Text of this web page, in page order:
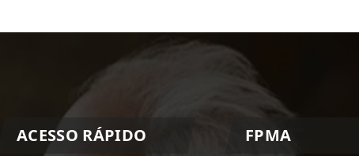
ACESSO RÁPIDO FPMA